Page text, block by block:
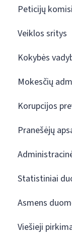
Peticijų
Veiklos sritys
Kokybės
Mokesčių
Korupcijos
Pranešėjų
Statistiniai
Asmens
Viešieji